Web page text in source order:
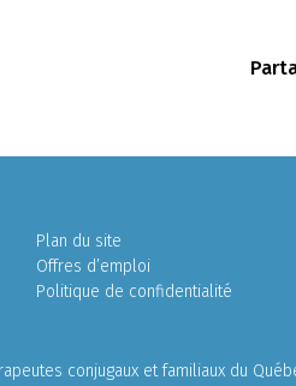
Plan du site
Offres d’emploi
Politique de confidentialité
conjugaux et familiaux du